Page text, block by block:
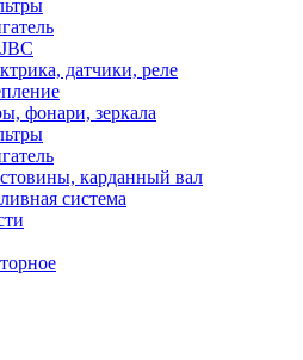
датчики, реле
фонари, зеркала
карданный вал
система